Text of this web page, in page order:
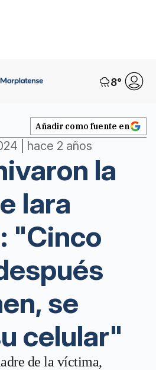
8°
Añadir como fuente en
| hace 2 años
la
Iara
"Cinco
se
celular"
de la víctima,